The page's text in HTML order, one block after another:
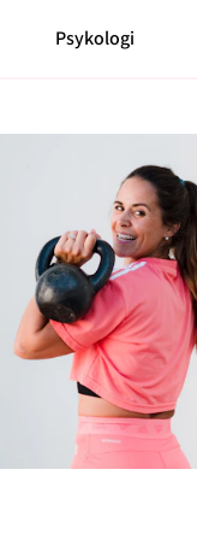
Psykologi
Mer
Prenumerera
Nyhetsbrev
Kontakt
Shop
Om cookies
Hantera preferenser
Integritetspolicy
Alla ämnen